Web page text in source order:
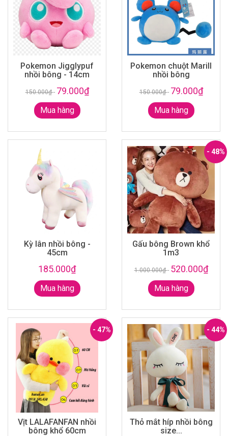
Pokemon Jigglypuf
nhồi bông - 14cm
150.000₫- 79.000₫
Mua hàng
Pokemon chuột Marill
nhồi bông
150.000₫- 79.000₫
Mua hàng
Kỳ lân nhồi bông -
45cm
185.000₫
Mua hàng
- 48%
Gấu bông Brown khổ
1m3
1.000.000₫- 520.000₫
Mua hàng
- 47%
Vịt LALAFANFAN nhồi
bông khổ 60cm
- 44%
Thỏ mắt híp nhồi bông
size...